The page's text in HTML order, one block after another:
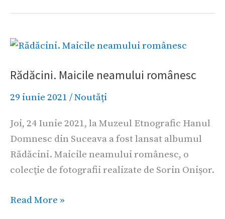
Rădăcini. Maicile neamului românesc
29 iunie 2021 /Noutăți
Joi, 24 Iunie 2021, la Muzeul Etnografic Hanul
Domnesc din Suceava a fost lansat albumul
Rădăcini. Maicile neamului românesc, o
colecţie de fotografii realizate de Sorin Onişor.
Rădăcini.
neamului
românesc
Read More »